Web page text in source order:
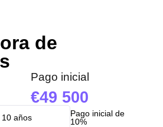
de
Pago inicial
49 500
Pago inicial de
10%